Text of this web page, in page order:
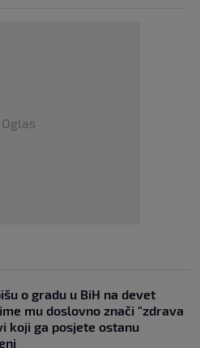
Oglas
o gradu u BiH na devet
mu doslovno znači "zdrava
koji ga posjete ostanu